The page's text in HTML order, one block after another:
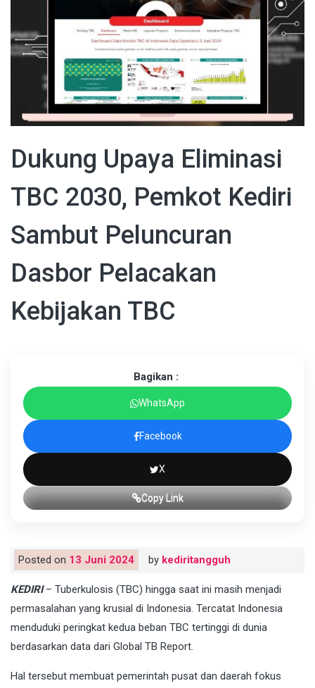
Dukung Upaya Eliminasi
TBC 2030, Pemkot Kediri
Sambut Peluncuran
Dasbor Pelacakan
Kebijakan TBC
Bagikan :
WhatsApp
Facebook
X
Copy Link
Posted on 13 Juni 2024 by kediritangguh
KEDIRI– Tuberkulosis (TBC) hingga saat ini masih menjadi
permasalahan yang krusial di Indonesia. Tercatat Indonesia
menduduki peringkat kedua beban TBC tertinggi di dunia
berdasarkan data dari Global TB Report.
Hal tersebut membuat pemerintah pusat dan daerah fokus